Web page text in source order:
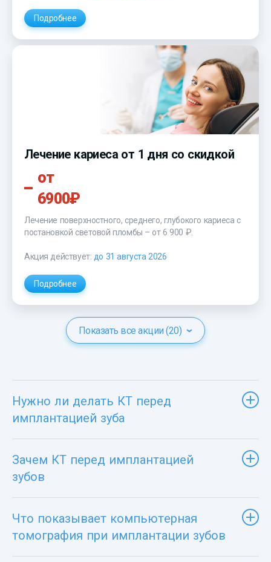
Подробнее
Лечение кариеса от 1 дня со скидкой
от
6900₽
Лечение поверхностного, среднего, глубокого кариеса с
постановкой световой пломбы – от 6 900 ₽
Акция действует: до 31 августа 2026
Подробнее
Показать все акции (20)
Нужно ли делать КТ перед
имплантацией зуба
Зачем КТ перед имплантацией
зубов
Что показывает компьютерная
томография при имплантации зубов